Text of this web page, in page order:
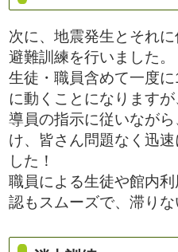
次に、地震発生とそれ
避難訓練を行いました。
生徒・職員含めて一度
に動くことになります
導員の指示に従いなが
け、皆さん問題なく迅
した！
職員による生徒や館内
認もスムーズで、滞りな